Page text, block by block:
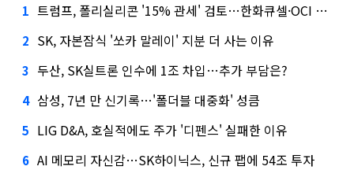
1 트럼프, 폴리실리콘 '15% 관세' 검토…한화큐셀·OCI 영향은?
2 SK, 자본잠식 '쏘카 말레이' 지분 더 사는 이유
3 두산, SK실트론 인수에 1조 차입…추가 부담은?
4 삼성, 7년 만 신기록…'폴더블 대중화' 성큼
5 LIG D&A, 호실적에도 주가 '디펜스' 실패한 이유
6 AI 메모리 자신감…SK하이닉스, 신규 팹에 54조 투자